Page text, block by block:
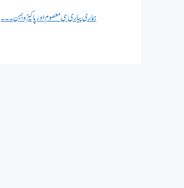
ہماری پیاری سی معصوم اور پاکیزہ بہن۔۔۔